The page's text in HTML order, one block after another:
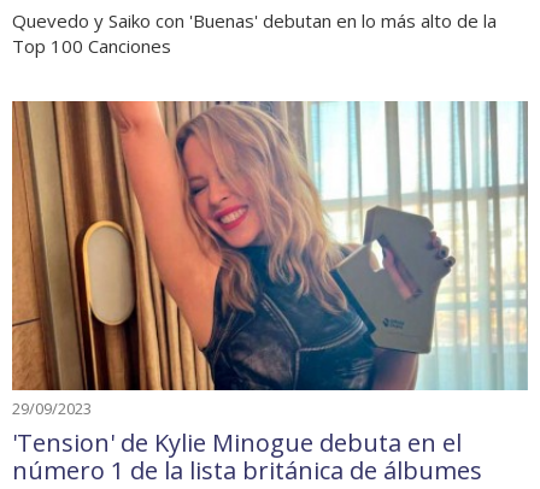
Quevedo y Saiko con 'Buenas' debutan en lo más alto de la
Top 100 Canciones
29/09/2023
'Tension' de Kylie Minogue debuta en el
número 1 de la lista británica de álbumes